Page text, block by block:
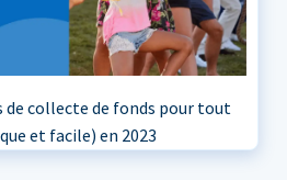
de collecte de fonds pour tout
et facile) en 2023